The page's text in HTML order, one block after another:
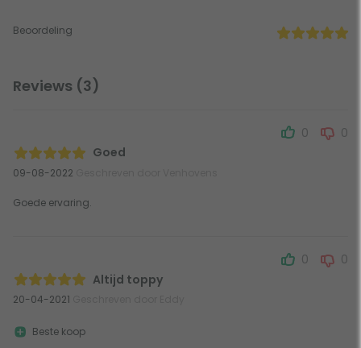
Beoordeling
Reviews (3)
Goed
09-08-2022
0 0
Goede ervaring.
Altijd toppy
20-04-2021
0 0
Beste koop